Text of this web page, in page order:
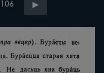
106 ▶